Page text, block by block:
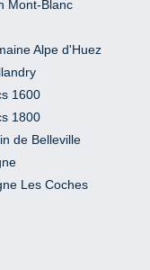
Mont-Blanc
Alpe d'Huez
1600
1800
de Belleville
Les Coches